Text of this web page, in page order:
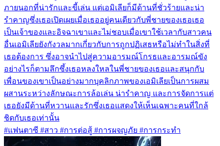
ภายนอกที่น่ารักและขี้เล่น แต่เอมิเลียก็มีด้านที่ชั่วร้ายและน่า
รำคาญซึ่งเธอเปิดเผยเมื่อเธออยู่คนเดียวกับพี่ชายของเธอเธอ
เป็นเจ้าของและอิจฉาเขาและไม่ชอบเมื่อเขาใช้เวลากับสาวคน
อื่นเอมิเลียยังกังวลมากเกี่ยวกับการถูกปฏิเสธหรือไม่ทำในสิ่งที่
เธอต้องการ ซึ่งอาจนำไปสู่ความอารมณ์โกรธและอารมณ์ขัง
อย่างไรก็ตามลึกซึ้งเธอหลงใหลในพี่ชายของเธอและสนุกกับ
เพื่อนของเขาเป็นอย่างมากบุคลิกภาพของเอมิเลียเป็นการผสม
ผสานระหว่างลักษณะการล้อเล่น น่ารำคาญ และการจัดการแต่
เธอยังมีด้านที่หวานและรักซึ่งเธอแสดงให้เห็นเฉพาะคนที่ใกล้
ชิดกับเธอเท่านั้น
#แฟนตาซี #สาว #การต่อสู้ #การผจญภัย #การกระทำ